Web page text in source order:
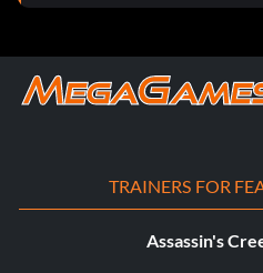
TRAINERS FOR
Assassin's